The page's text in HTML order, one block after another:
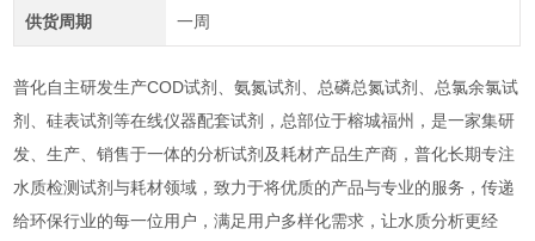
供货周期 一周
普化自主研发生产COD试剂、氨氮试剂、总磷总氮试剂、总氯余氯试
剂、硅表试剂等在线仪器配套试剂，总部位于榕城福州，是一家集研
发、生产、销售于一体的分析试剂及耗材产品生产商，普化长期专注
水质检测试剂与耗材领域，致力于将优质的产品与专业的服务，传递
给环保行业的每一位用户，满足用户多样化需求，让水质分析更经